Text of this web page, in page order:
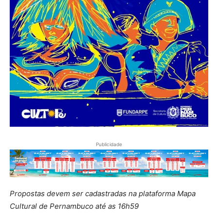
Publicidade
Propostas devem ser cadastradas na plataforma Mapa
Cultural de Pernambuco até as 16h59